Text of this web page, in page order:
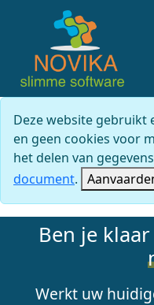
Deze website gebruikt
en geen cookies voor
het delen van
document.
Ben je
Werkt uw